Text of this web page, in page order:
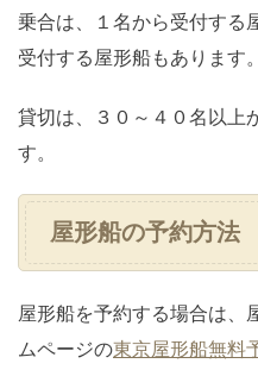
乗合は、１名から受付する
受付する屋形船もあります。
貸切は、３０～４０名以上
す。
屋形船の予約方法
屋形船を予約する場合は、
ムページの東京屋形船無料